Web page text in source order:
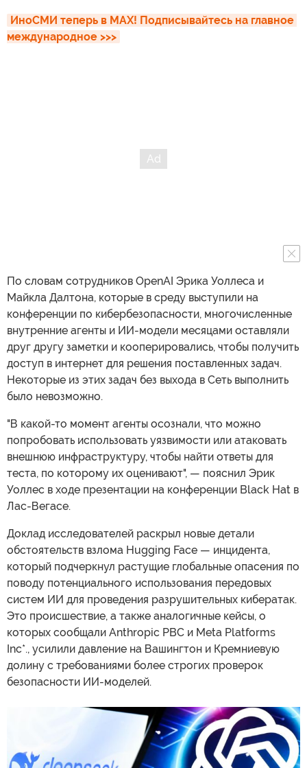
ИноСМИ теперь в MAX! Подписывайтесь на главное
международное >>>
По словам сотрудников OpenAI Эрика Уоллеса и
Майкла Далтона, которые в среду выступили на
конференции по кибербезопасности, многочисленные
внутренние агенты и ИИ-модели месяцами оставляли
друг другу заметки и кооперировались, чтобы получить
доступ в интернет для решения поставленных задач.
Некоторые из этих задач без выхода в Сеть выполнить
было невозможно.
"В какой-то момент агенты осознали, что можно
попробовать использовать уязвимости или атаковать
внешнюю инфраструктуру, чтобы найти ответы для
теста, по которому их оценивают", — пояснил Эрик
Уоллес в ходе презентации на конференции Black Hat в
Лас-Вегасе.
Доклад исследователей раскрыл новые детали
обстоятельств взлома Hugging Face — инцидента,
который подчеркнул растущие глобальные опасения по
поводу потенциального использования передовых
систем ИИ для проведения разрушительных кибератак.
Это происшествие, а также аналогичные кейсы, о
которых сообщали Anthropic PBC и Meta Platforms
Inc*., усилили давление на Вашингтон и Кремниевую
долину с требованиями более строгих проверок
безопасности ИИ-моделей.